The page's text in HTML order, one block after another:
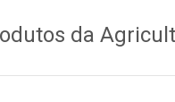
da